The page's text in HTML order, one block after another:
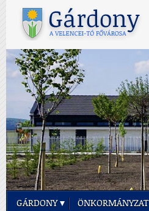
GÁRDONY ÖNKORMÁNYZAT